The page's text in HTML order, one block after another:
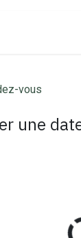
vous
une